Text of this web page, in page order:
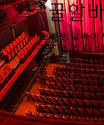
"꿀알
노래방알바
근무 조건 대
스트레스·리
를 의미합니
높다고 해서
며, 안전성·근
근 자유도까